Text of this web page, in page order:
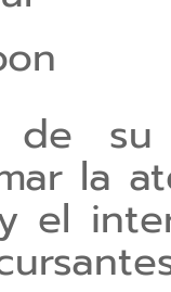
de
la
el